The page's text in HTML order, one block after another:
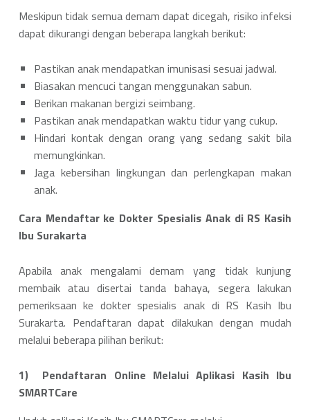
Meskipun tidak semua demam dapat dicegah, risiko infeksi
dapat dikurangi dengan beberapa langkah berikut:
Pastikan anak mendapatkan imunisasi sesuai jadwal.
Biasakan mencuci tangan menggunakan sabun.
Berikan makanan bergizi seimbang.
Pastikan anak mendapatkan waktu tidur yang cukup.
Hindari kontak dengan orang yang sedang sakit bila
memungkinkan.
Jaga kebersihan lingkungan dan perlengkapan makan
anak.
Cara Mendaftar ke Dokter Spesialis Anak di RS Kasih
Ibu Surakarta
Apabila anak mengalami demam yang tidak kunjung
membaik atau disertai tanda bahaya, segera lakukan
pemeriksaan ke dokter spesialis anak di RS Kasih Ibu
Surakarta. Pendaftaran dapat dilakukan dengan mudah
melalui beberapa pilihan berikut:
Pendaftaran Online Melalui Aplikasi Kasih Ibu
SMARTCare